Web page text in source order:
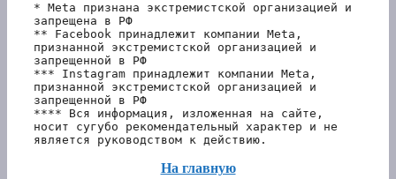
* Meta признана экстремистской организацией и
запрещена в РФ
** Facebook принадлежит компании Meta,
признанной экстремистской организацией и
запрещенной в РФ
*** Instagram принадлежит компании Meta,
признанной экстремистской организацией и
запрещенной в РФ
**** Вся информация, изложенная на сайте,
носит сугубо рекомендательный характер и не
является руководством к действию.
На главную